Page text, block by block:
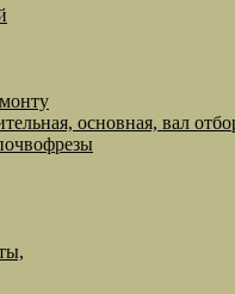
основная, вал